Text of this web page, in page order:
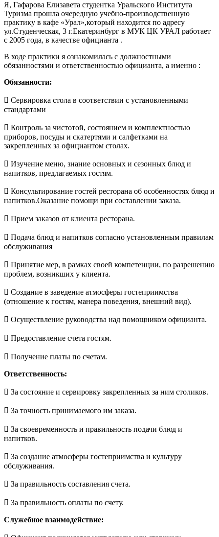
Я, Гафарова Елизавета студентка Уральского Института
Туризма прошла очередную учебно-производственную
практику в кафе «Урал»,который находится по адресу
ул.Студенческая, 3 г.Екатеринбург в МУК ЦК УРАЛ работает
с 2005 года, в качестве официанта .
В ходе практики я ознакомилась с должностными
обязанностями и ответственностью официанта, а именно :
Обязанности:
 Сервировка стола в соответствии с установленными
стандартами
 Контроль за чистотой, состоянием и комплектностью
приборов, посуды и скатертями и салфетками на
закрепленных за официантом столах.
 Изучение меню, знание основных и сезонных блюд и
напитков, предлагаемых гостям.
 Консультирование гостей ресторана об особенностях блюд и
напитков.Оказание помощи при составлении заказа.
 Прием заказов от клиента ресторана.
 Подача блюд и напитков согласно установленным правилам
обслуживания
 Принятие мер, в рамках своей компетенции, по разрешению
проблем, возникших у клиента.
 Создание в заведение атмосферы гостеприимства
(отношение к гостям, манера поведения, внешний вид).
 Осуществление руководства над помощником официанта.
 Предоставление счета гостям.
 Получение платы по счетам.
Ответственность:
 За состояние и сервировку закрепленных за ним столиков.
 За точность принимаемого им заказа.
 За своевременность и правильность подачи блюд и
напитков.
 За создание атмосферы гостеприимства и культуру
обслуживания.
 За правильность составления счета.
 За правильность оплаты по счету.
Служебное взаимодействие: